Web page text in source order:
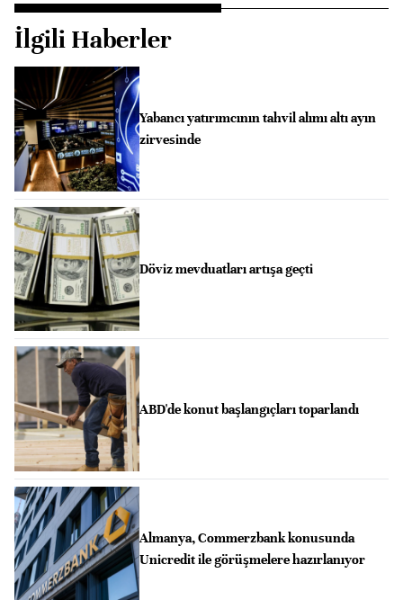
İlgili Haberler
Yabancı yatırımcının tahvil alımı altı ayın
zirvesinde
Döviz mevduatları artışa geçti
ABD'de konut başlangıçları toparlandı
Almanya, Commerzbank konusunda
Unicredit ile görüşmelere hazırlanıyor